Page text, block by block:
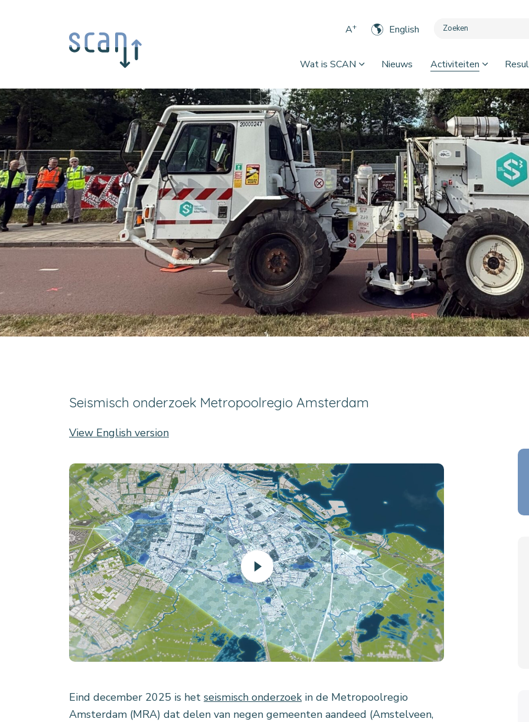
A+ English
Wat is SCAN Nieuws Activiteiten
Seismisch onderzoek Metropoolregio Amsterdam
View English version
Eind december 2025 is het seismisch onderzoek in de Metropoolregio
Amsterdam (MRA) dat delen van negen gemeenten aandeed (Amstelveen,